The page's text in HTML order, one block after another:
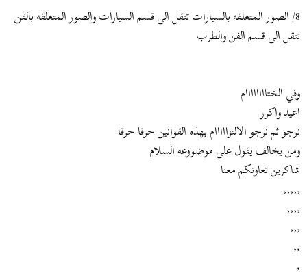
8/ الصور المتعلقه بالسيارات تنقل الى قسم السيارات والصور المتعلقه بالفن
تنقل الى قسم الفن والطرب
وفي الختاااااااام
اعيد واكرر
نرجو ثم نرجو الالتزااااام بهذه القوانين حرفا حرفا
ومن يخالف يقول على موضووعه السلام
شاكرين تعاونكم معنا
,,,,,
,,,,
,,,
,,
,